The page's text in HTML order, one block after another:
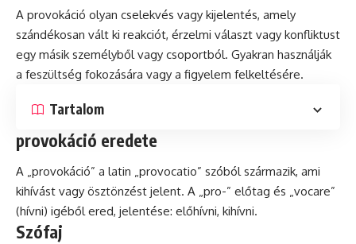
A provokáció olyan cselekvés vagy kijelentés, amely
szándékosan vált ki reakciót, érzelmi választ vagy konfliktust
egy másik személyből vagy csoportból. Gyakran használják
a feszültség fokozására vagy a figyelem felkeltésére.
Tartalom
provokáció eredete
A „provokáció” a latin „provocatio” szóból származik, ami
kihívást vagy ösztönzést jelent. A „pro-” előtag és „vocare”
(hívni) igéből ered, jelentése: előhívni, kihívni.
Szófaj